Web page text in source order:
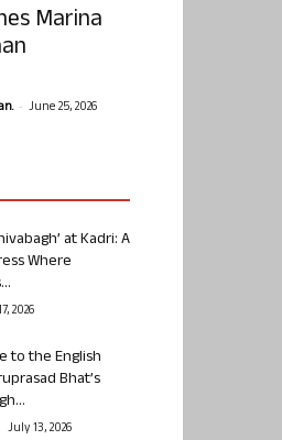
Marina
- June 25, 2026
at Kadri: A
Where
2026
to the English
Bhat’s
July 13, 2026